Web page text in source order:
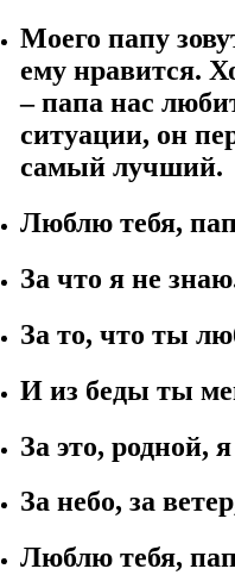
Моего папу
ему нравится.
– папа нас
ситуации, он
самый лучший.
Люблю тебя,
За что я не
За то, что ты
И из беды ты
За это, родной,
За небо, за
Люблю тебя,